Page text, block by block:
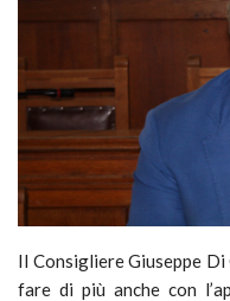
Il Consigliere Giuseppe
fare di più anche con